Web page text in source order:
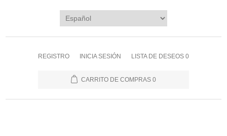
REGISTRO INICIA SESIÓN LISTA DE DESEOS 0
CARRITO DE COMPRAS 0